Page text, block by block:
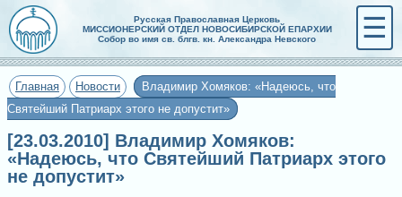
Русская Православная Церковь
МИССИОНЕРСКИЙ ОТДЕЛ НОВОСИБИРСКОЙ ЕПАРХИИ
Собор во имя св. блгв. кн. Александра Невского
☰
Главная Новости
Владимир Хомяков: «Надеюсь, что
Святейший Патриарх этого не допустит»
[23.03.2010] Владимир Хомяков:
«Надеюсь, что Святейший Патриарх этого
не допустит»